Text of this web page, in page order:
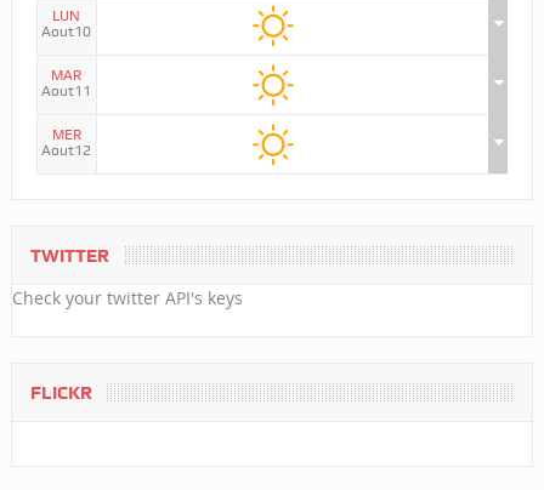
LUN
Aout10
MAR
Aout11
MER
Aout12
TWITTER
Check your twitter API's keys
FLICKR